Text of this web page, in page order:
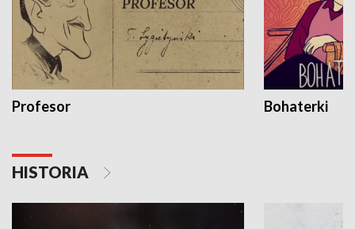
Profesor Bohaterki
HISTORIA